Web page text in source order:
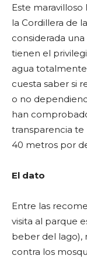
Este maravilloso
la Cordillera de
considerada
tienen el
agua
cuesta saber si
o no
han
transparencia
40 metros por
El dato
Entre las
visita al parque
beber del lago),
contra los